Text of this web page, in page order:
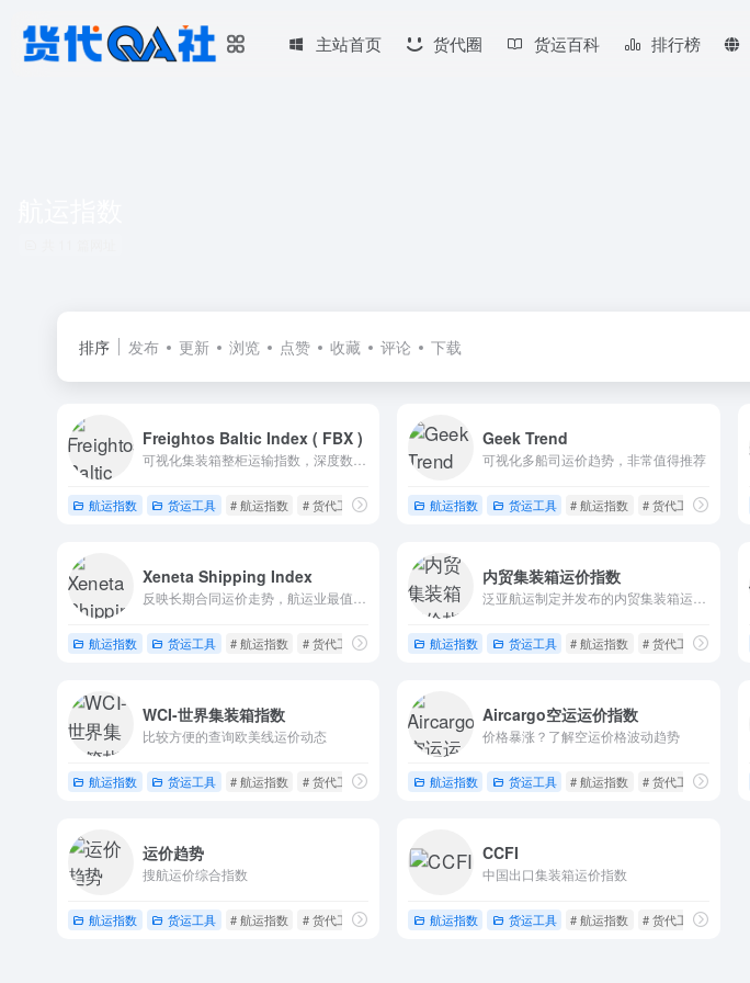
主站首页 货代圈 货运百科 排行榜
排序 发布 更新 浏览 点赞 收藏 评论 下载
Freightos Baltic Index ( FBX )
航运指数 货运工具 # 航运指数 # 货代工具
Geek Trend
可视化多船司运价趋势，非常值得推荐
航运指数 货运工具 # 航运指数 # 货代工具
Xeneta Shipping Index
航运指数 货运工具 # 航运指数 # 货代工具
内贸集装箱运价指数
航运指数 货运工具 # 航运指数 # 货代工具
WCI-世界集装箱指数
比较方便的查询欧美线运价动态
航运指数 货运工具 # 航运指数 # 货代工具
Aircargo空运运价指数
价格暴涨？了解空运价格波动趋势
航运指数 货运工具 # 航运指数 # 货代工具
运价趋势
搜航运价综合指数
航运指数 货运工具 # 航运指数 # 货代工具
CCFI
中国出口集装箱运价指数
航运指数 货运工具 # 航运指数 # 货代工具